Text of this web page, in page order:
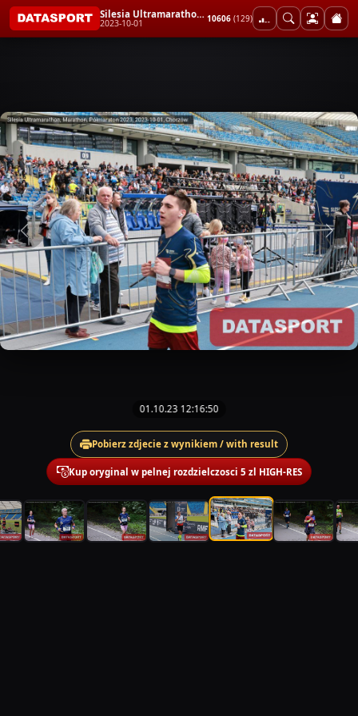
Silesia Ultramarathon, Marathon, Półmaraton 2023
2023-10-01 10606 (129)
01.10.23 12:16:50
Pobierz zdjecie z wynikiem / with result
Kup oryginal w pelnej rozdzielczosci 5 zl HIGH-RES